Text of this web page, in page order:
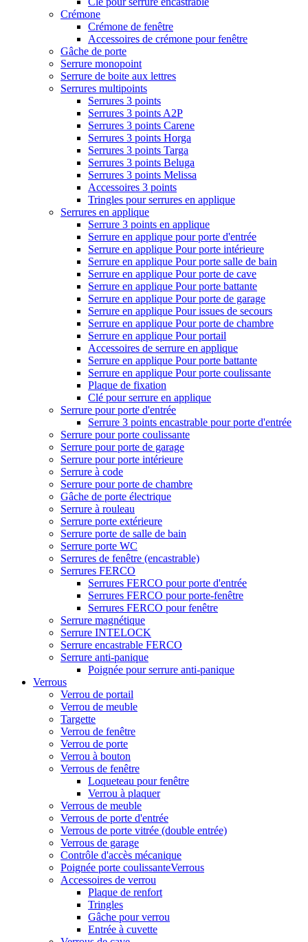
Crémone
Crémone de fenêtre
Accessoires de crémone pour fenêtre
Gâche de porte
Serrure monopoint
Serrure de boite aux lettres
Serrures multipoints
Serrures 3 points
Serrures 3 points A2P
Serrures 3 points Carene
Serrures 3 points Horga
Serrures 3 points Targa
Serrures 3 points Beluga
Serrures 3 points Melissa
Accessoires 3 points
Tringles pour serrures en applique
Serrures en applique
Serrure 3 points en applique
Serrure en applique pour porte d'entrée
Serrure en applique Pour porte intérieure
Serrure en applique Pour porte salle de bain
Serrure en applique Pour porte de cave
Serrure en applique Pour porte battante
Serrure en applique Pour porte de garage
Serrure en applique Pour issues de secours
Serrure en applique Pour porte de chambre
Serrure en applique Pour portail
Accessoires de serrure en applique
Serrure en applique Pour porte battante
Serrure en applique Pour porte coulissante
Plaque de fixation
Clé pour serrure en applique
Serrure pour porte d'entrée
Serrure 3 points encastrable pour porte d'entrée
Serrure pour porte coulissante
Serrure pour porte de garage
Serrure pour porte intérieure
Serrure à code
Serrure pour porte de chambre
Gâche de porte électrique
Serrure à rouleau
Serrure porte extérieure
Serrure porte de salle de bain
Serrure porte WC
Serrures de fenêtre (encastrable)
Serrures FERCO
Serrures FERCO pour porte d'entrée
Serrures FERCO pour porte-fenêtre
Serrures FERCO pour fenêtre
Serrure magnétique
Serrure INTELOCK
Serrure encastrable FERCO
Serrure anti-panique
Poignée pour serrure anti-panique
Verrous
Verrou de portail
Verrou de meuble
Targette
Verrou de fenêtre
Verrou de porte
Verrou à bouton
Verrous de fenêtre
Loqueteau pour fenêtre
Verrou à plaquer
Verrous de meuble
Verrous de porte d'entrée
Verrous de porte vitrée (double entrée)
Verrous de garage
Contrôle d'accès mécanique
Poignée porte coulissanteVerrous
Accessoires de verrou
Plaque de renfort
Tringles
Gâche pour verrou
Entrée à cuvette